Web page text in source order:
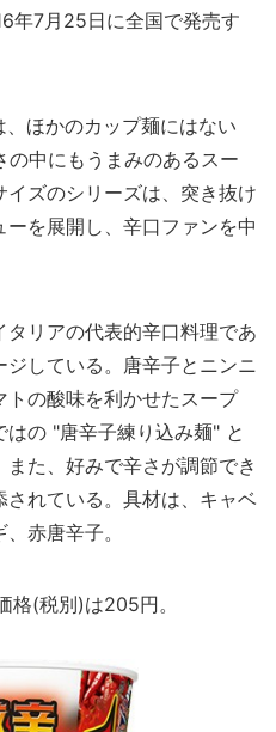
年7月25日に全国で発売す
ほかのカップ麺にはない
中にもうまみのあるスー
ズのシリーズは、突き抜け
を展開し、辛口ファンを中
リアの代表的辛口料理であ
している。唐辛子とニンニ
トの酸味を利かせたスープ
の "唐辛子練り込み麺" と
た、好みで辛さが調節でき
れている。具材は、キャベ
赤唐辛子。
(税別)は205円。